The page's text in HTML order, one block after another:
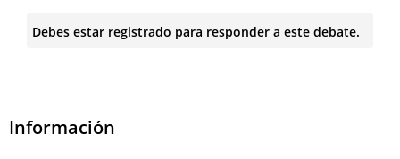
Debes estar registrado para responder a este debate.
Información